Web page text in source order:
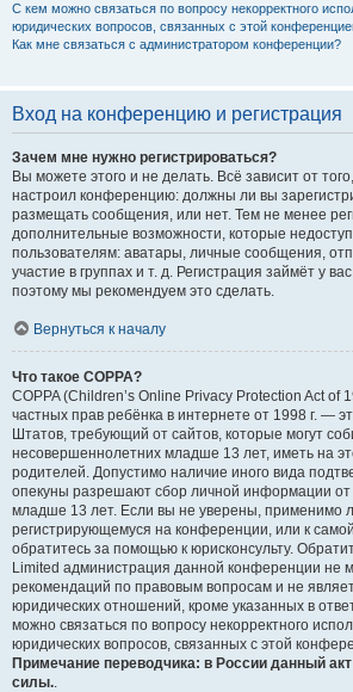
С кем можно связаться по вопросу некорректного
юридических вопросов, связанных с этой
Как мне связаться с администратором конференции?
Вход на конференцию и регистрация
Зачем мне нужно регистрироваться?
Вы можете этого и не делать. Всё зависит от
настроил конференцию: должны ли вы
размещать сообщения, или нет. Тем не менее
дополнительные возможности, которые
пользователям: аватары, личные сообщения,
участие в группах и т. д. Регистрация займёт у
поэтому мы рекомендуем это сделать.
Вернуться к началу
Что такое COPPA?
COPPA (Children’s Online Privacy Protection Act of
частных прав ребёнка в интернете от 1998 г. —
Штатов, требующий от сайтов, которые могут
несовершеннолетних младше 13 лет, иметь на
родителей. Допустимо наличие иного вида
опекуны разрешают сбор личной информации
младше 13 лет. Если вы не уверены, применимо
регистрирующемуся на конференции, или к
обратитесь за помощью к юрисконсульту.
Limited администрация данной конференции не
рекомендаций по правовым вопросам и не
юридических отношений, кроме указанных в
можно связаться по вопросу некорректного
юридических вопросов, связанных с этой
Примечание переводчика: в России данный
силы..